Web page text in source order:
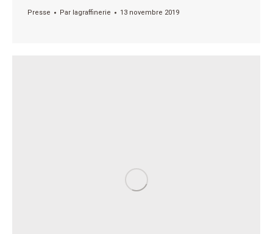
Presse Par lagraffinerie 13 novembre 2019